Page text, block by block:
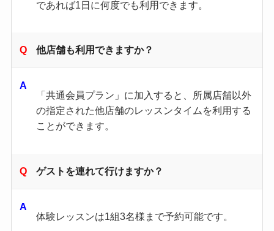
であれば1日に何度でも利用できます。 ​
他店舗も利用できますか？
「共通会員プラン」に加入すると、所属店舗以外
の指定された他店舗のレッスンタイムを利用する
ことができます。
ゲストを連れて行けますか？
体験レッスンは1組3名様まで予約可能です。